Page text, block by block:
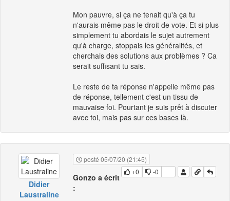
Mon pauvre, si ça ne tenait qu'à ça tu
n'aurais même pas le droit de vote. Et si plus
simplement tu abordais le sujet autrement
qu'à charge, stoppais les généralités, et
cherchais des solutions aux problèmes ? Ca
serait suffisant tu sais.
Le reste de ta réponse n'appelle même pas
de réponse, tellement c'est un tissu de
mauvaise foi. Pourtant je suis prêt à discuter
avec toi, mais pas sur ces bases là.
Didier
Laustraline
posté 05/07/20 (21:45)
+0
-0
Gonzo a écrit
: